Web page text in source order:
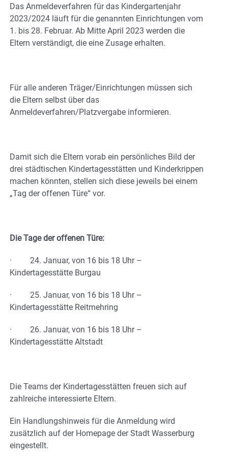
Das Anmeldeverfahren für das Kindergartenjahr
2023/2024 läuft für die genannten Einrichtungen vom
1. bis 28. Februar. Ab Mitte April 2023 werden die
Eltern verständigt, die eine Zusage erhalten.
Für alle anderen Träger/Einrichtungen müssen sich
die Eltern selbst über das
Anmeldeverfahren/Platzvergabe informieren.
Damit sich die Eltern vorab ein persönliches Bild der
drei städtischen Kindertagesstätten und Kinderkrippen
machen könnten, stellen sich diese jeweils bei einem
„Tag der offenen Türe“ vor.
Die Tage der offenen Türe:
· 24. Januar, von 16 bis 18 Uhr –
Kindertagesstätte Burgau
· 25. Januar, von 16 bis 18 Uhr –
Kindertagesstätte Reitmehring
· 26. Januar, von 16 bis 18 Uhr –
Kindertagesstätte Altstadt
Die Teams der Kindertagesstätten freuen sich auf
zahlreiche interessierte Eltern.
Ein Handlungshinweis für die Anmeldung wird
zusätzlich auf der Homepage der Stadt Wasserburg
eingestellt.